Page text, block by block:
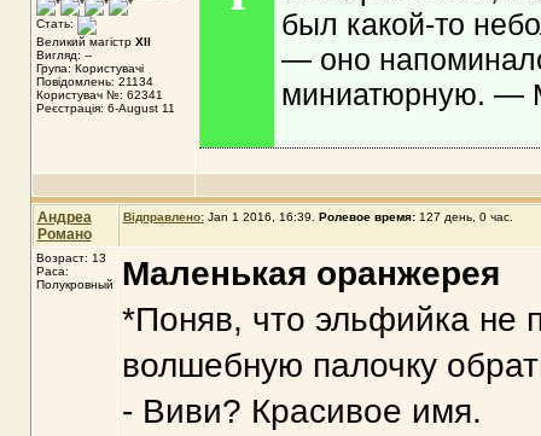
Стать:
Великий магістр XII
Вигляд: --
Група: Користувачі
Повідомлень: 21134
Користувач №: 62341
Реєстрація: 6-August 11
был какой-то
— оно
миниатюрную. —
Андреа
Романо
Відправлено: Jan 1 2016, 16:39 Ролевое время:127 день, 0 час.
Возраст: 13
Раса:
Полукровный
Маленькая оранжерея
*Поняв, что эльфийка не
волшебную палочку
- Виви? Красивое имя.